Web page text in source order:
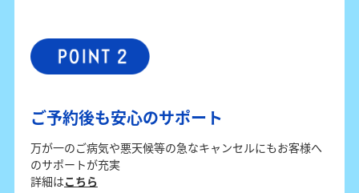
ご予約後も安心のサポート
万が一のご病気や悪天候等の急なキャンセルにもお客様へ
のサポートが充実
詳細はこちら